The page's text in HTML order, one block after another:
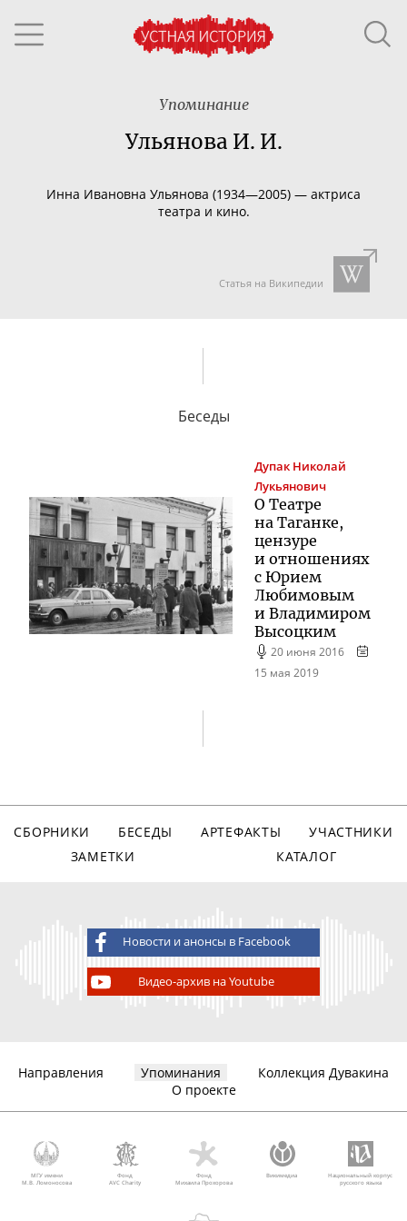
Упоминание
Ульянова И. И.
Инна Ивановна Ульянова (1934—2005) — актриса
театра и кино.
Статья на Википедии
Беседы
Дупак Николай
Лукьянович
О Театре
на Таганке,
цензуре
и отношениях
с Юрием
Любимовым
и Владимиром
Высоцким
20 июня 2016
15 мая 2019
СБОРНИКИ БЕСЕДЫ АРТЕФАКТЫ
УЧАСТНИКИ
ЗАМЕТКИ
КАТАЛОГ
Новости и анонсы в Facebook
Видео-архив на Youtube
Направления Упоминания
Коллекция Дувакина
О проекте
МГУ имени
М.В. Ломоносова
Фонд
AVC Charity
Фонд
Михаила Прохорова
Викимедиа
Национальный корпус
русского языка